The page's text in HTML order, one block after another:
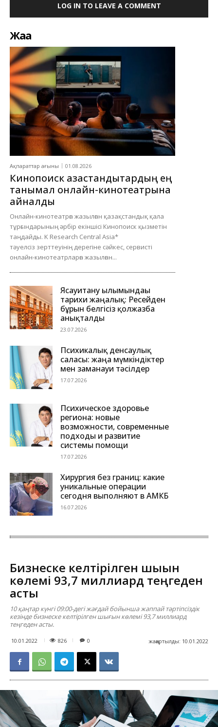
LOG IN TO LEAVE A COMMENT
Жаңа
Ақпараттар ағыны 01.08.2026
Кинопоиск қазақстандықтардың ең
танымал онлайн-кинотеатрына
айналды
Онлайн-кинотеатрға жазылған қазақстандық қала
тұрғындарының әрбір екіншісі Кинопоиск қызметін
таңдайды. K Research Central Asia*
тәуелсіз зерттеуінің дерегіне сәйкес, сервисті
онлайн-кинотеатрларға жазылған...
Ясауитану ғылымындағы
тарихи жаңалық: Ресейден
бұрын белгісіз қолжазба
анықталды
23.07.2026
Психикалық денсаулық
саласы: жаңа мүмкіндіктер
мен заманауи тәсілдер
17.07.2026
Психическое здоровье
региона: новые
возможности, современные
подходы и развитие
системы помощи
17.07.2026
Хирургия без границ: какие
уникальные операции
сегодня выполняют в АМКБ
16.07.2026